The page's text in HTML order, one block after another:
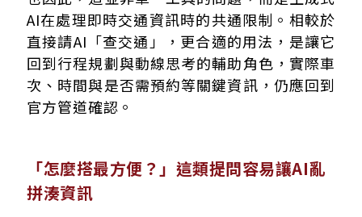
AI在處理即時交通資訊時的共通限制。相較於
直接請AI「查交通」，更合適的用法，是讓它
回到行程規劃與動線思考的輔助角色，實際車
次、時間與是否需預約等關鍵資訊，仍應回到
官方管道確認。
「怎麼搭最方便？」這類提問容易讓AI亂
拼湊資訊